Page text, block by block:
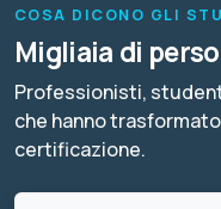
COSA DICONO GLI
Migliaia di
Professionisti,
che hanno
certificazione.